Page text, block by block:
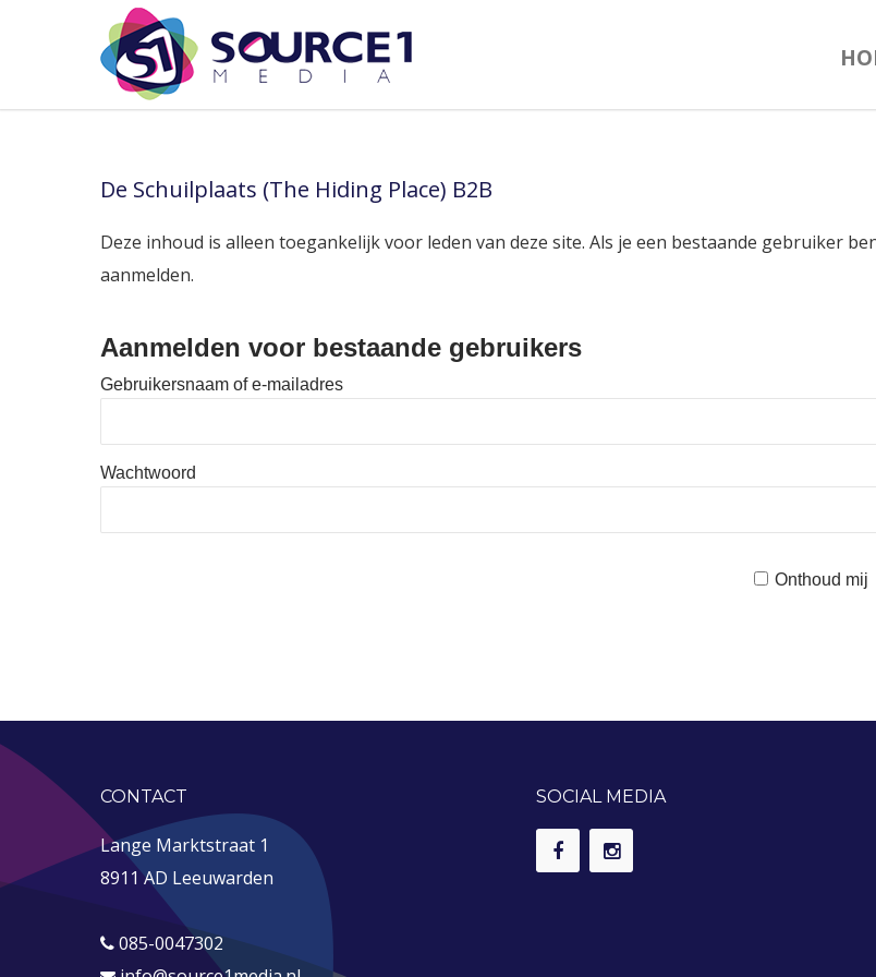
De Schuilplaats (The Hiding Place) B2B
Deze inhoud is alleen toegankelijk voor leden van deze site. Als je een bestaande gebruiker
aanmelden.
Aanmelden voor bestaande gebruikers
Gebruikersnaam of e-mailadres
Wachtwoord
Onthoud mij
CONTACT
Lange Marktstraat 1
8911 AD Leeuwarden
085-0047302
SOCIAL MEDIA